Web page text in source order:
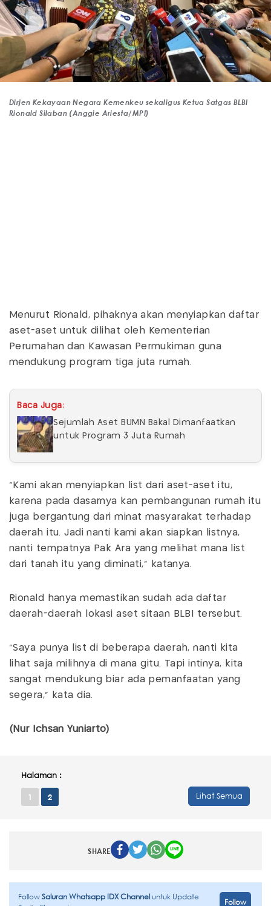
Dirjen Kekayaan Negara Kemenkeu sekaligus Ketua Satgas BLBI
Rionald Silaban (Anggie Ariesta/MPI)
Menurut Rionald, pihaknya akan menyiapkan daftar
aset-aset untuk dilihat oleh Kementerian
Perumahan dan Kawasan Permukiman guna
mendukung program tiga juta rumah.
Baca Juga:
Sejumlah Aset BUMN Bakal Dimanfaatkan
untuk Program 3 Juta Rumah
“Kami akan menyiapkan list dari aset-aset itu,
karena pada dasarnya kan pembangunan rumah itu
juga bergantung dari minat masyarakat terhadap
daerah itu. Jadi nanti kami akan siapkan listnya,
nanti tempatnya Pak Ara yang melihat mana list
dari tanah itu yang diminati,” katanya.
Rionald hanya memastikan sudah ada daftar
daerah-daerah lokasi aset sitaan BLBI tersebut.
"Saya punya list di beberapa daerah, nanti kita
lihat saja milihnya di mana gitu. Tapi intinya, kita
sangat mendukung biar ada pemanfaatan yang
segera," kata dia.
(Nur Ichsan Yuniarto)
Halaman :
1 2 Lihat Semua
SHARE
FollowSaluran Whatsapp IDX Channeluntuk Update
Follow